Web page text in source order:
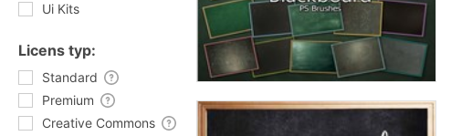
Ui Kits
Licens typ:
Standard
Premium
Creative Commons